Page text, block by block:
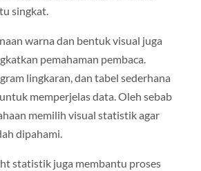
singkat.
warna dan bentuk visual juga
pemahaman pembaca.
lingkaran, dan tabel sederhana
memperjelas data. Oleh sebab
memilih visual statistik agar
dipahami.
statistik juga membantu proses